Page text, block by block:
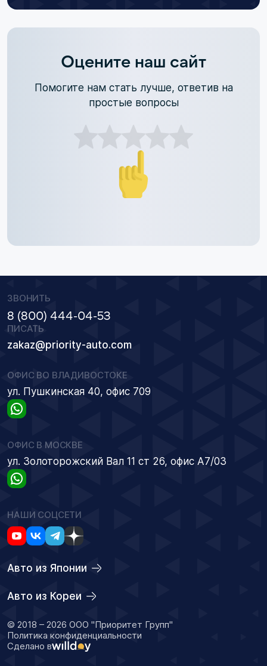
Оцените наш сайт
Помогите нам стать лучше, ответив на
простые вопросы
ЗВОНИТЬ
8 (800) 444-04-53
ПИСАТЬ
zakaz@priority-auto.com
ОФИС ВО ВЛАДИВОСТОКЕ
ул. Пушкинская 40, офис 709
ОФИС В МОСКВЕ
ул. Золоторожский Вал 11 ст 26, офис А7/03
НАШИ СОЦСЕТИ
Авто из Японии
Авто из Кореи
© 2018 – 2026 ООО "Приоритет Групп"
Политика конфиденциальности
Сделано в